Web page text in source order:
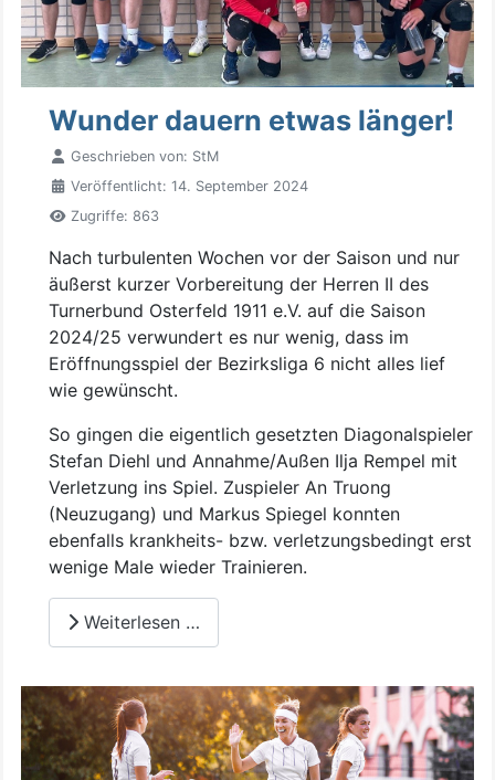
Wunder dauern etwas länger!
Geschrieben von: StM
Veröffentlicht: 14. September 2024
Zugriffe: 863
Nach turbulenten Wochen vor der Saison und nur
äußerst kurzer Vorbereitung der Herren II des
Turnerbund Osterfeld 1911 e.V. auf die Saison
2024/25 verwundert es nur wenig, dass im
Eröffnungsspiel der Bezirksliga 6 nicht alles lief
wie gewünscht.
So gingen die eigentlich gesetzten Diagonalspieler
Stefan Diehl und Annahme/Außen Ilja Rempel mit
Verletzung ins Spiel. Zuspieler An Truong
(Neuzugang) und Markus Spiegel konnten
ebenfalls krankheits- bzw. verletzungsbedingt erst
wenige Male wieder Trainieren.
Weiterlesen …